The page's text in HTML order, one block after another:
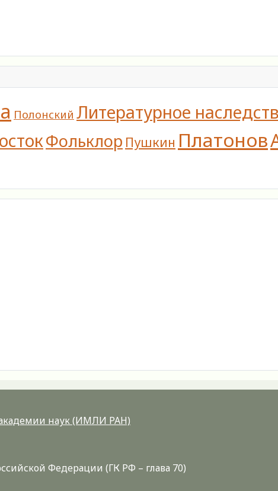
Полонский Литературное
Фольклор Пушкин Платонов
наук (ИМЛИ РАН)
Федерации (ГК РФ – глава 70)